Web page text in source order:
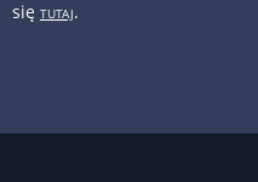
się TUTAJ.